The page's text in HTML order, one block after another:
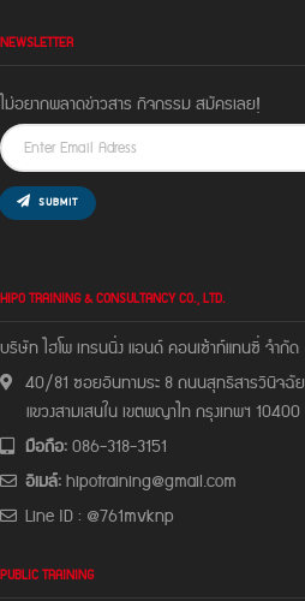
NEWSLETTER
ไม่อยากพลาดข่าวสาร กิจกรรม สมัครเลย!
SUBMIT
HIPO TRAINING & CONSULTANCY CO., LTD.
บริษัท ไฮโพ เทรนนิ่ง แอนด์ คอนเซ้าท์แทนซี่ จํากัด
40/81 ซอยอินทามระ 8 ถนนสุทธิสารวินิจฉัย
แขวงสามเสนใน เขตพญาไท กรุงเทพฯ 10400
มือถือ:086-318-3151
อีเมล์:hipotraining@gmail.com
Line ID : @761mvknp
PUBLIC TRAINING